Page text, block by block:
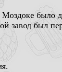
Моздоке
завод был